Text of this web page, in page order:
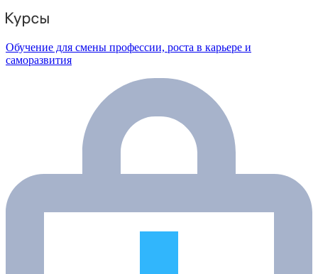
Обучение для смены профессии, роста в карьере и
саморазвития